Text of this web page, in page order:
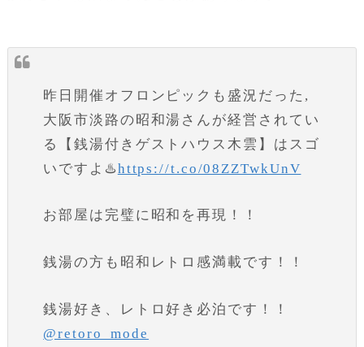
昨日開催オフロンピックも盛況だった,
大阪市淡路の昭和湯さんが経営されてい
る【銭湯付きゲストハウス木雲】はスゴ
いですよ♨️https://t.co/08ZZTwkUnV
お部屋は完璧に昭和を再現！！
銭湯の方も昭和レトロ感満載です！！
銭湯好き、レトロ好き必泊です！！
@retoro_mode